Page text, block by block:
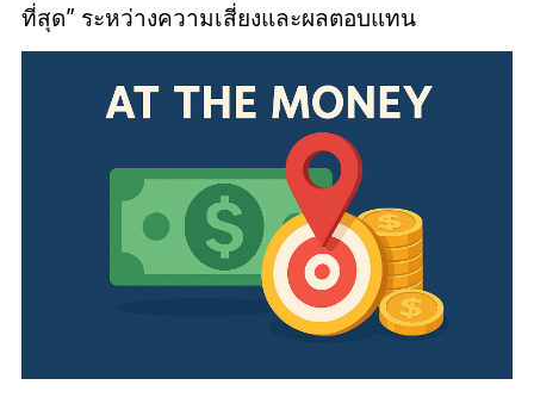
ที่สุด” ระหว่างความเสี่ยงและผลตอบแทน